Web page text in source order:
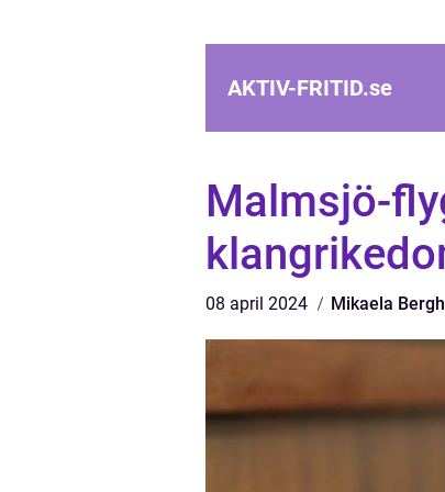
AKTIV-FRITID.se
Malmsjö-
08 april 2024 Mikaela